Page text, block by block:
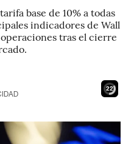
base de 10% a todas
indicadores de Wall
tras el cierre
21